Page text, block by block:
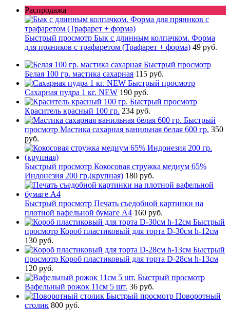
Распродажа
Быстрый просмотр Бык с длинным колпачком. Форма
для пряников с трафаретом (Трафарет + форма) 49 руб.
Быстрый просмотр
Белая 100 гр. мастика сахарная 115 руб.
Быстрый просмотр
Сахарная пудра 1 кг. NEW 190 руб.
Быстрый просмотр
Краситель красный 100 гр. 234 руб.
Быстрый
просмотр Мастика сахарная ванильная белая 600 гр. 350
руб.
Быстрый просмотр Кокосовая стружка медиум 65%
Индонезия 200 гр.(крупная) 180 руб.
Быстрый просмотр Печать съедобной картинки на
плотной вафельной бумаге А4 160 руб.
Быстрый
просмотр Короб пластиковый для торта D-30см h-12см
130 руб.
Быстрый
просмотр Короб пластиковый для торта D-28см h-13см
120 руб.
Быстрый просмотр
Вафельный рожок 11см 5 шт. 36 руб.
Быстрый просмотр Поворотный
столик 800 руб.